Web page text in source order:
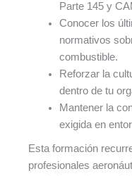
Parte 145 y
Conocer los
normativos
combustible.
Reforzar la
dentro de tu
Mantener la
exigida en
Esta formación
profesionales